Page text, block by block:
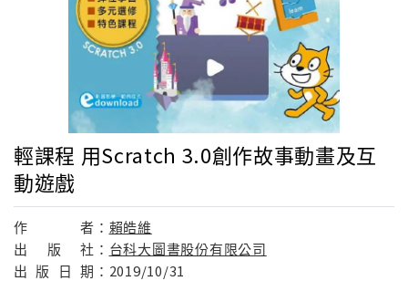
輕課程 用Scratch 3.0創作故事動畫及互
動遊戲
作 者： 賴皓維
出
版 社： 台科大圖書股份有限公司
出 版 日 期： 2019/10/31